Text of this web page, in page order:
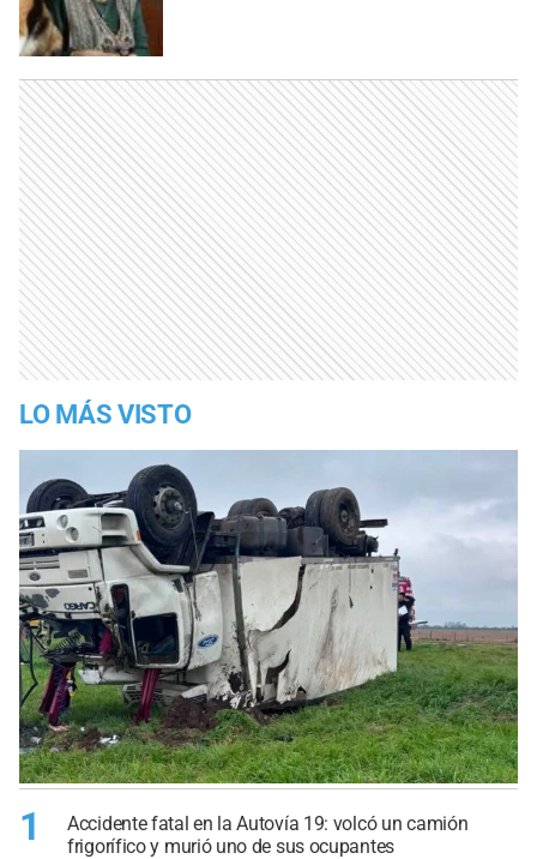
LO MÁS VISTO
1
Accidente fatal en la Autovía 19: volcó un camión
frigorífico y murió uno de sus ocupantes